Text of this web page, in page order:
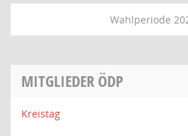
Wahlperiode
MITGLIEDER ÖDP
Kreistag